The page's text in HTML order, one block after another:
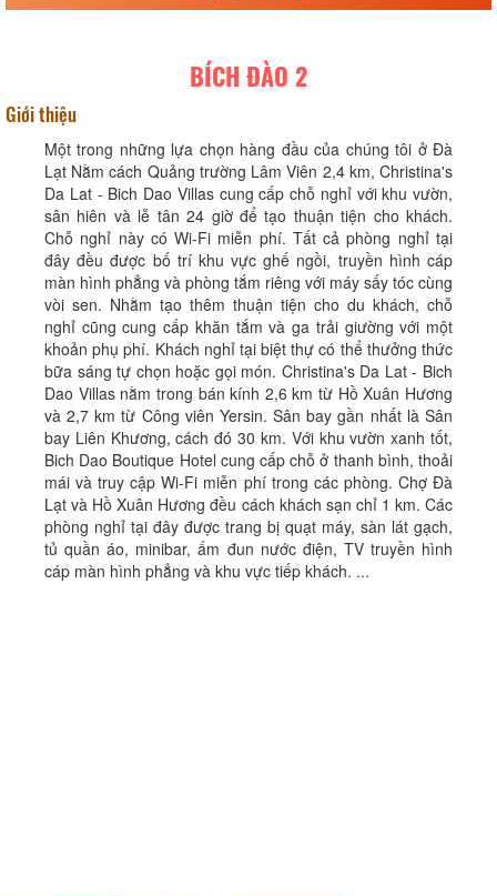
BÍCH ĐÀO 2
Giới thiệu
Một trong những lựa chọn hàng đầu của chúng tôi ở Đà
Lạt Nằm cách Quảng trường Lâm Viên 2,4 km, Christina's
Da Lat - Bich Dao Villas cung cấp chỗ nghỉ với khu vườn,
sân hiên và lễ tân 24 giờ để tạo thuận tiện cho khách.
Chỗ nghỉ này có Wi-Fi miễn phí. Tất cả phòng nghỉ tại
đây đều được bố trí khu vực ghế ngồi, truyền hình cáp
màn hình phẳng và phòng tắm riêng với máy sấy tóc cùng
vòi sen. Nhằm tạo thêm thuận tiện cho du khách, chỗ
nghỉ cũng cung cấp khăn tắm và ga trải giường với một
khoản phụ phí. Khách nghỉ tại biệt thự có thể thưởng thức
bữa sáng tự chọn hoặc gọi món. Christina's Da Lat - Bich
Dao Villas nằm trong bán kính 2,6 km từ Hồ Xuân Hương
và 2,7 km từ Công viên Yersin. Sân bay gần nhất là Sân
bay Liên Khương, cách đó 30 km. Với khu vườn xanh tốt,
Bich Dao Boutique Hotel cung cấp chỗ ở thanh bình, thoải
mái và truy cập Wi-Fi miễn phí trong các phòng. Chợ Đà
Lạt và Hồ Xuân Hương đều cách khách sạn chỉ 1 km. Các
phòng nghỉ tại đây được trang bị quạt máy, sàn lát gạch,
tủ quần áo, minibar, ấm đun nước điện, TV truyền hình
cáp màn hình phẳng và khu vực tiếp khách. ...